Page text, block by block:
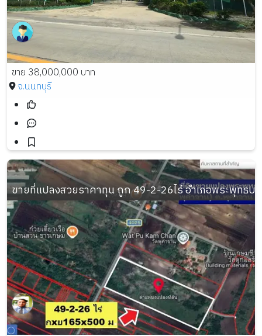
ขาย 38,000,000 บาท
จ.นนทบุรี
ขายที่แปลงสวยราคาทุน ถูก 49-2-26ไร่ อำเภอพระพุทธ